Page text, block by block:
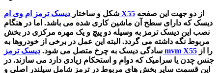
شکل و ساختار دیسک ترمز ام وی ام X55 از دو جهت این صفحه
دیسک که دارای سطح آن ماشین کاری شده می باشد. اما در هنگام
نصب این دیسک ترمز به وسیله دو پیچ و یک مهره مرکزی در بخش
مربوط نگه داشته می گردد. البته این عمل در برخی از خودروها به
سادگی دیسک به چرخ متصل می شود. دیسک ترمز mvm X55
جنس چدن یا سرامیک که دوام و استحکام زیادی دارد می سازند. در
این قسمت سایر بخش های مربوط در ترمز شامل سیلندر اصلی و